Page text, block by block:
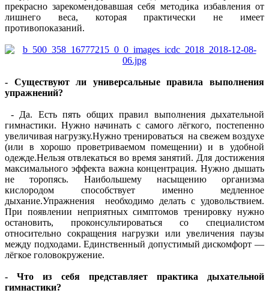
прекрасно зарекомендовавшая себя методика избавления от
лишнего веса, которая практически не имеет
противопоказаний.
- Существуют ли универсальные правила выполнения
упражнений?
- Да. Есть пять общих правил выполнения дыхательной
гимнастики. Нужно начинать с самого лёгкого, постепенно
увеличивая нагрузку.Нужно тренироваться на свежем воздухе
(или в хорошо проветриваемом помещении) и в удобной
одежде.Нельзя отвлекаться во время занятий. Для достижения
максимального эффекта важна концентрация. Нужно дышать
не торопясь. Наибольшему насыщению организма
кислородом способствует именно медленное
дыхание.Упражнения необходимо делать с удовольствием.
При появлении неприятных симптомов тренировку нужно
остановить, проконсультироваться со специалистом
относительно сокращения нагрузки или увеличения паузы
между подходами. Единственный допустимый дискомфорт —
лёгкое головокружение.
- Что из себя представляет практика дыхательной
гимнастики?